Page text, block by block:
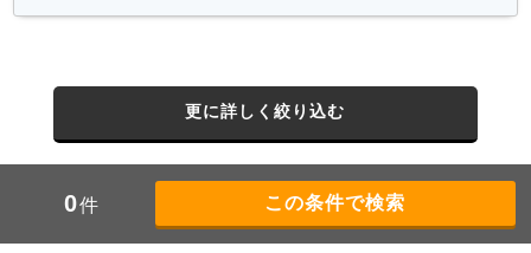
更に詳しく絞り込む
0件